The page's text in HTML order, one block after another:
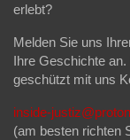
erlebt?
Melden Sie uns
Ihre Geschichte
geschützt mit uns
inside-
(am besten richten